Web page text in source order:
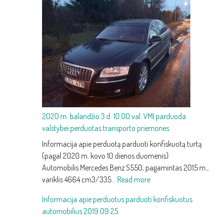
priežiūra
keitimas:
kaip
atpažinti
silpną
akumuliatorių
jį
pakeisti
2020 m. balandžio 3 d. 10.00 val. VMI parduoda
valstybei perduotas transporto priemones
Informacija apie perduotą parduoti konfiskuotą turtą
(pagal 2020 m. kovo 10 dienos duomenis)
Automobilis Mercedes Benz S550, pagamintas 2015 m.,
variklis 4664 cm3/335… Read more:
m.
Informacija apie perduotus parduoti konfiskuotus
automobilius 2019 09 25